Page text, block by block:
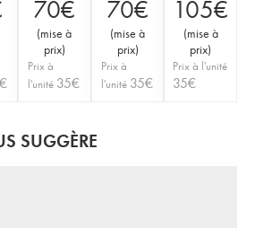
€
70€
(mise à
prix)
Prix à
l'unité 35€
70€
(mise à
prix)
Prix à
l'unité 35€
105€
(mise à
prix)
Prix à l'unité
35€
SUGGÈRE